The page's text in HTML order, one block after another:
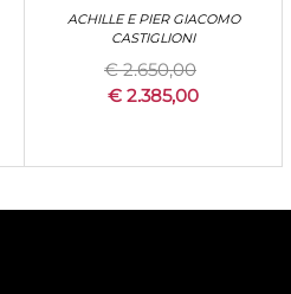
ACHILLE E PIER GIACOMO
CASTIGLIONI
€ 2.650,00
€ 2.385,00